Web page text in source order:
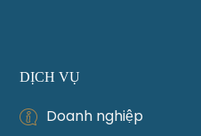
DỊCH VỤ
Doanh nghiệp